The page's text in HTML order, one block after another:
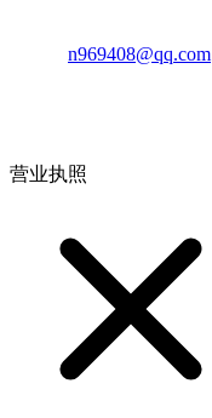
n969408@qq.com
营业执照